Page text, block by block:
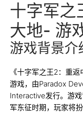
十字军之
大地- 游
游戏背景介
《十字军之王2：重
游戏，由Paradox
Interactive发行。游
军东征时期，玩家将